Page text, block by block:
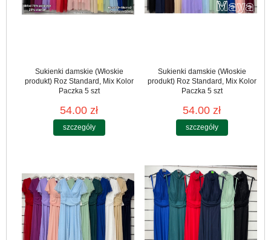
Sukienki damskie (Włoskie
produkt) Roz Standard, Mix Kolor
Paczka 5 szt
54.00 zł
szczegóły
Sukienki damskie (Włoskie
produkt) Roz Standard, Mix Kolor
Paczka 5 szt
54.00 zł
szczegóły